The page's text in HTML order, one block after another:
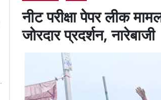
नीट परीक्षा पेपर लीक
जोरदार प्रदर्शन, नारेबाजी